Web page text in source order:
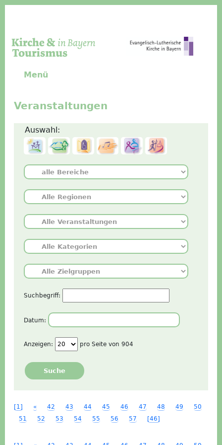
Menü
Veranstaltungen
Auswahl:
Suchbegriff:
Datum:
Anzeigen: pro Seite von 904
Suche
[1] « 42 43 44 45 46 47 48 49
50
51
52 53 54 55 56 57 [46]